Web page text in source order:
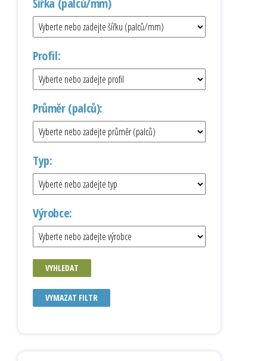
Šířka (palců/mm)
Profil:
Průměr (palců):
Typ:
Výrobce:
VYHLEDAT
VYMAZAT FILTR